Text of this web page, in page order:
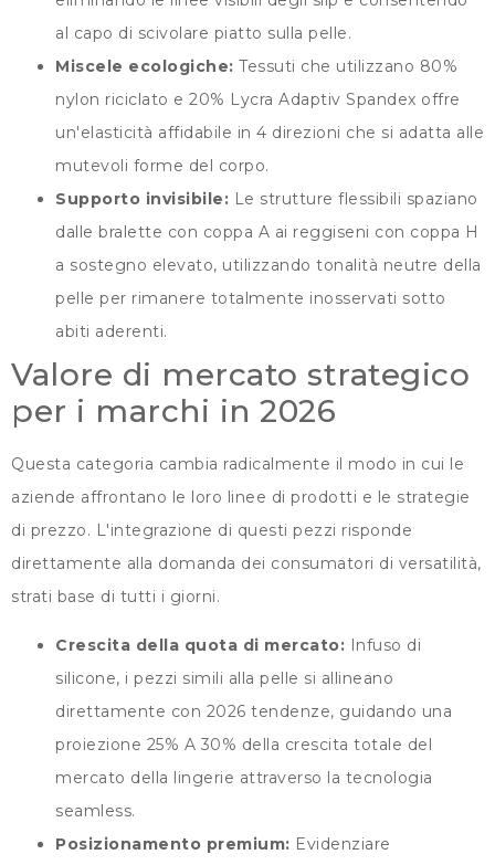
al capo di scivolare piatto sulla pelle.
Miscele ecologiche: Tessuti che utilizzano 80%
nylon riciclato e 20% Lycra Adaptiv Spandex offre
un'elasticità affidabile in 4 direzioni che si adatta alle
mutevoli forme del corpo.
Supporto invisibile: Le strutture flessibili spaziano
dalle bralette con coppa A ai reggiseni con coppa H
a sostegno elevato, utilizzando tonalità neutre della
pelle per rimanere totalmente inosservati sotto
abiti aderenti.
Valore di mercato strategico
per i marchi in 2026
Questa categoria cambia radicalmente il modo in cui le
aziende affrontano le loro linee di prodotti e le strategie
di prezzo. L'integrazione di questi pezzi risponde
direttamente alla domanda dei consumatori di versatilità,
strati base di tutti i giorni.
Crescita della quota di mercato: Infuso di
silicone, i pezzi simili alla pelle si allineano
direttamente con 2026 tendenze, guidando una
proiezione 25% A 30% della crescita totale del
mercato della lingerie attraverso la tecnologia
seamless.
Posizionamento premium: Evidenziare